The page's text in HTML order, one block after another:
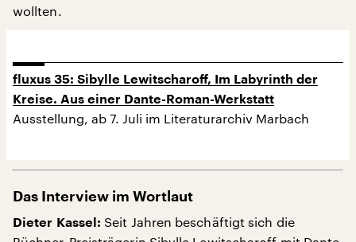
wollten.
fluxus 35: Sibylle Lewitscharoff, Im Labyrinth der
Kreise. Aus einer Dante-Roman-Werkstatt
Ausstellung, ab 7. Juli im Literaturarchiv Marbach
Das Interview im Wortlaut
Dieter Kassel: Seit Jahren beschäftigt sich die